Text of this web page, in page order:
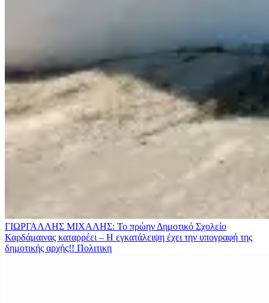
ΓΙΩΡΓΑΛΛΗΣ ΜΙΧΑΛΗΣ: Το πρώην Δημοτικό Σχολείο
Καρδάμαινας καταρρέει – Η εγκατάλειψη έχει την υπογραφή της
δημοτικής αρχής!! Πολιτικη